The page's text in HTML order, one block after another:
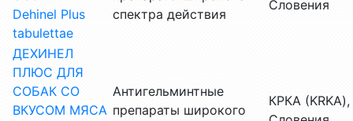
Dehinel Plus
tabulettae
спектра действия
Словения
ДЕХИНЕЛ
ПЛЮС ДЛЯ
СОБАК СО
ВКУСОМ МЯСА
Антигельминтные
препараты широкого
КРКА (KRKA),